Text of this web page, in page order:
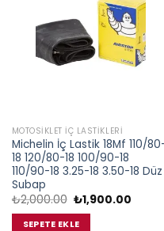
MOTOSIKLET İÇ LASTIKLERI
Michelin İç Lastik 18Mf 110/
18 120/80-18 100/90-18
110/90-18 3.25-18 3.50-18 Düz
Subap
₺2,000.00 Orijinal
fiyat:
₺2,000.00.
₺1,900.00Şu
SEPETE EKLE